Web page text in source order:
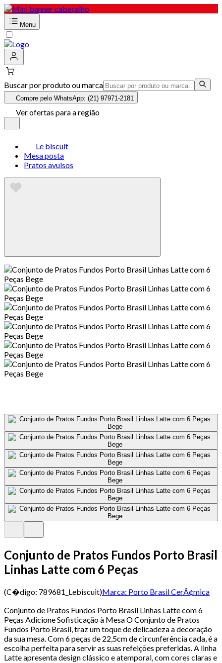
Menu
Buscar por produto ou marca
Compre pelo WhatsApp: (21) 97971-2181
Ver ofertas para a região
Le biscuit
Mesa posta
Pratos avulsos
Conjunto de Pratos Fundos Porto Brasil
Linhas Latte com 6 Peças
(C�digo: 789681_Lebiscuit)Marca: Porto Brasil CerÃ¢mica
Conjunto de Pratos Fundos Porto Brasil Linhas Latte com 6
Peças Adicione Sofisticação à Mesa O Conjunto de Pratos
Fundos Porto Brasil, traz um toque de delicadeza a decoração
da sua mesa. Com 6 peças de 22,5cm de circunferência cada, é a
escolha perfeita para servir as suas refeições preferidas. A linha
Latte apresenta design clássico e atemporal, com cores claras e